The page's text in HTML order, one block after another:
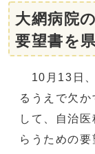
大網病院
要望書を
10月13日、
るうえで欠
して、自治
らうための